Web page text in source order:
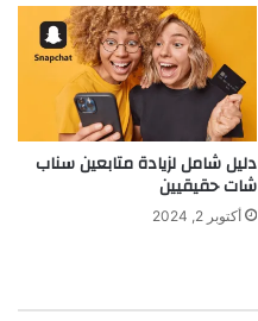
دليل شامل لزيادة متابعين سناب
شات حقيقيين
أكتوبر 2, 2024